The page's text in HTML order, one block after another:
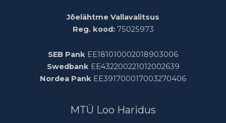
Jõelähtme Vallavalitsus
Reg. kood:75025973
SEB Pank EE181010002018903006
Swedbank EE432200221012002639
Nordea Pank EE391700017003270406
MTÜ Loo Haridus